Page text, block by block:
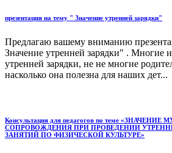
презентация на тему " Значение утренней зарядки"
Предлагаю вашему вниманию
Значение утренней зарядки" . Многие
утренней зарядки, не не многие
насколько она полезна для наших дет...
Консультация для педагогов по теме
СОПРОВОЖДЕНИЯ ПРИ ПРОВЕДЕНИИ
ЗАНЯТИЙ ПО ФИЗИЧЕСКОЙ КУЛЬТУРЕ»